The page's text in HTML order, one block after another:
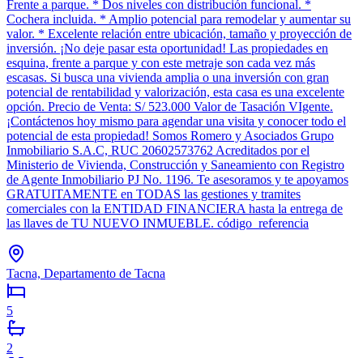
Frente a parque. * Dos niveles con distribución funcional. *
Cochera incluida. * Amplio potencial para remodelar y aumentar su
valor. * Excelente relación entre ubicación, tamaño y proyección de
inversión. ¡No deje pasar esta oportunidad! Las propiedades en
esquina, frente a parque y con este metraje son cada vez más
escasas. Si busca una vivienda amplia o una inversión con gran
potencial de rentabilidad y valorización, esta casa es una excelente
opción. Precio de Venta: S/ 523.000 Valor de Tasación VIgente.
¡Contáctenos hoy mismo para agendar una visita y conocer todo el
potencial de esta propiedad! Somos Romero y Asociados Grupo
Inmobiliario S.A.C, RUC 20602573762 Acreditados por el
Ministerio de Vivienda, Construcción y Saneamiento con Registro
de Agente Inmobiliario PJ No. 1196. Te asesoramos y te apoyamos
GRATUITAMENTE en TODAS las gestiones y tramites
comerciales con la ENTIDAD FINANCIERA hasta la entrega de
las llaves de TU NUEVO INMUEBLE. código_referencia
Tacna, Departamento de Tacna
5
2